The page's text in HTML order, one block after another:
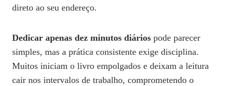
direto ao seu endereço.
Dedicar apenas dez minutos diários pode parecer
simples, mas a prática consistente exige disciplina.
Muitos iniciam o livro empolgados e deixam a leitura
cair nos intervalos de trabalho, comprometendo o